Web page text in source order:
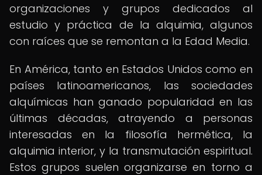
organizaciones y grupos dedicados al
estudio y práctica de la alquimia, algunos
con raíces que se remontan a la Edad Media.
En América, tanto en Estados Unidos como en
países latinoamericanos, las sociedades
alquímicas han ganado popularidad en las
últimas décadas, atrayendo a personas
interesadas en la filosofía hermética, la
alquimia interior, y la transmutación espiritual.
Estos grupos suelen organizarse en torno a